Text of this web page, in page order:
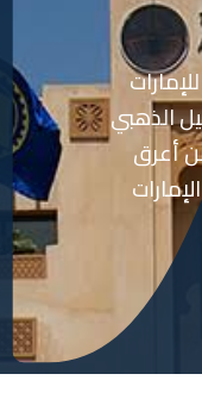
في 2015 باليوبيل الذهبي
أعرق